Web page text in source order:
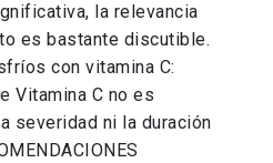
la relevancia
es bastante discutible.
con vitamina C:
Vitamina C no es
severidad ni la duración